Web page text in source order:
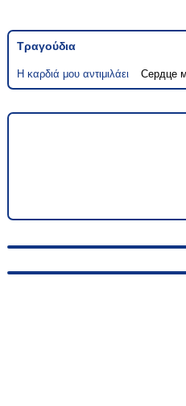
Τραγούδια
Η καρδιά μου αντιμιλάει Сердце